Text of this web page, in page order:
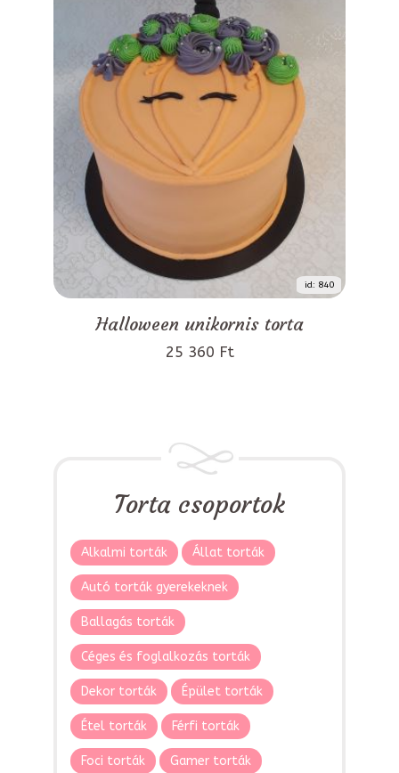
id: 840
Halloween unikornis torta
25 360 Ft
Torta csoportok
Alkalmi torták Állat torták
Autó torták gyerekeknek
Ballagás torták
Céges és foglalkozás torták
Dekor torták Épület torták
Étel torták Férfi torták
Foci torták Gamer torták